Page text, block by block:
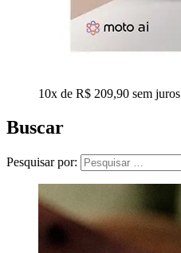
10x de R$ 209,90 sem juros
Buscar
Pesquisar por: